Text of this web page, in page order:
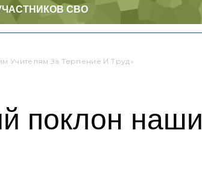
СВО
Учителям За Терпение И Труд»
поклон